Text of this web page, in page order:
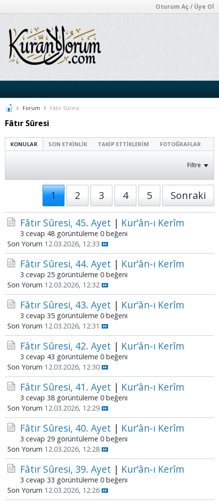
Oturum Aç / Üye Ol
Forum Fâtır Sûresi
Fâtır Sûresi
KONULAR SON ETKINLIK TAKIP ETTIKLERIM FOTOĞRAFLAR
Filtre
1 2 3 4 5 Sonraki
Fâtır Sûresi, 45. Ayet | Kur’ân-ı Kerîm
3 cevap 48 görüntüleme 0 beğeni
Son Yorum 12.03.2026, 12:33
Fâtır Sûresi, 44. Ayet | Kur’ân-ı Kerîm
3 cevap 25 görüntüleme 0 beğeni
Son Yorum 12.03.2026, 12:32
Fâtır Sûresi, 43. Ayet | Kur’ân-ı Kerîm
3 cevap 35 görüntüleme 0 beğeni
Son Yorum 12.03.2026, 12:31
Fâtır Sûresi, 42. Ayet | Kur’ân-ı Kerîm
3 cevap 43 görüntüleme 0 beğeni
Son Yorum 12.03.2026, 12:30
Fâtır Sûresi, 41. Ayet | Kur’ân-ı Kerîm
3 cevap 38 görüntüleme 0 beğeni
Son Yorum 12.03.2026, 12:29
Fâtır Sûresi, 40. Ayet | Kur’ân-ı Kerîm
3 cevap 29 görüntüleme 0 beğeni
Son Yorum 12.03.2026, 12:28
Fâtır Sûresi, 39. Ayet | Kur’ân-ı Kerîm
3 cevap 33 görüntüleme 0 beğeni
Son Yorum 12.03.2026, 12:26